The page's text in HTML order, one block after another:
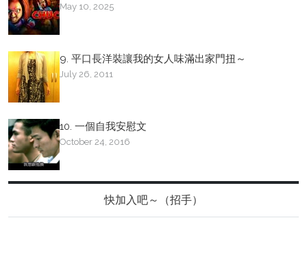
May 10, 2025
9. 平口長洋裝讓我的女人味滿出家門扭～
July 26, 2011
10. 一個自我安慰文
October 24, 2016
快加入吧～（招手）